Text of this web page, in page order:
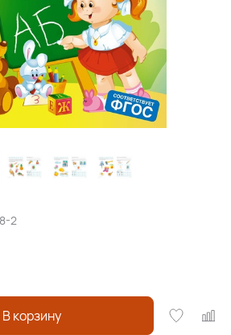
2
В корзину